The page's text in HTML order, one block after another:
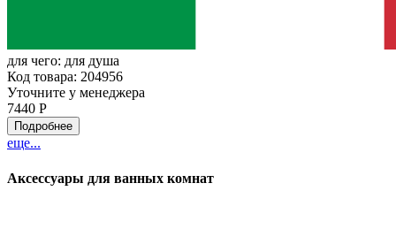
для чего: для душа
Код товара: 204956
Уточните у менеджера
7440 Р
Подробнее
еще...
Аксессуары для ванных комнат